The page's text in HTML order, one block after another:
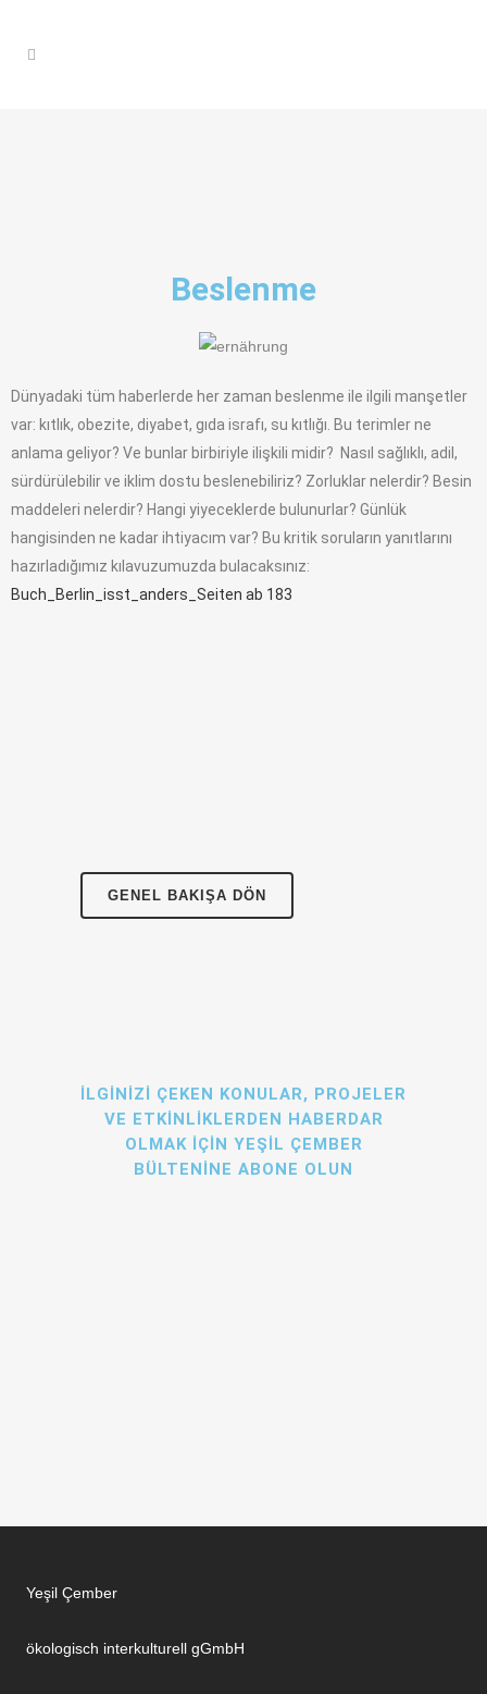
Beslenme
Dünyadaki tüm haberlerde her zaman beslenme ile ilgili manşetler
var: kıtlık, obezite, diyabet, gıda israfı, su kıtlığı. Bu terimler ne
anlama geliyor? Ve bunlar birbiriyle ilişkili midir? Nasıl sağlıklı, adil,
sürdürülebilir ve iklim dostu beslenebiliriz? Zorluklar nelerdir? Besin
maddeleri nelerdir? Hangi yiyeceklerde bulunurlar? Günlük
hangisinden ne kadar ihtiyacım var? Bu kritik soruların yanıtlarını
hazırladığımız kılavuzumuzda bulacaksınız:
Buch_Berlin_isst_anders_Seiten ab 183
GENEL BAKIŞA DÖN
İLGINIZI ÇEKEN KONULAR, PROJELER
VE ETKINLIKLERDEN HABERDAR
OLMAK IÇIN YEŞIL ÇEMBER
BÜLTENINE ABONE OLUN
Yeşil Çember
ökologisch interkulturell gGmbH